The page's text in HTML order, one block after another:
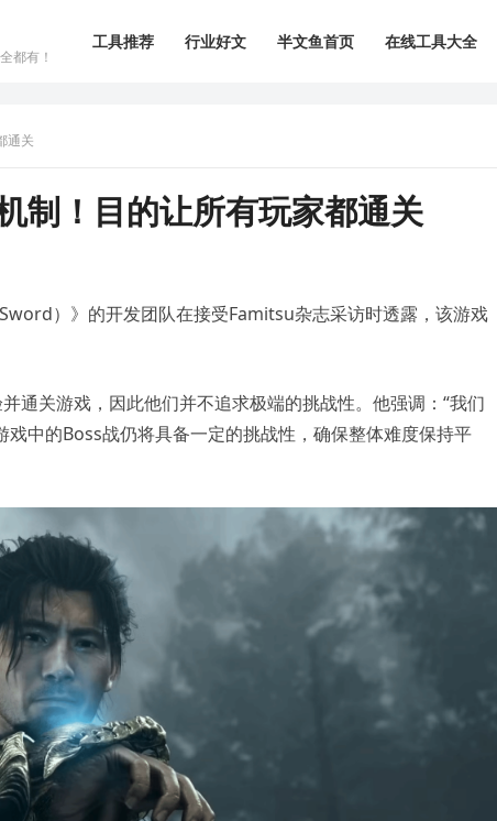
都有！
工具推荐 行业好文 半文鱼首页 在线工具大全
通关
制！目的让所有玩家都通关
）》的开发团队在接受Famitsu杂志采访时透露，该游戏
通关游戏，因此他们并不追求极端的挑战性。他强调：“我们
中的Boss战仍将具备一定的挑战性，确保整体难度保持平